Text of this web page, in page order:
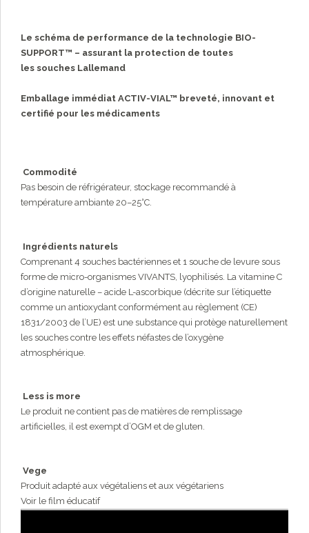
Le schéma de performance de la technologie BIO-
SUPPORT™ – assurant la protection de toutes
les souches Lallemand
Emballage immédiat ACTIV-VIAL™ breveté, innovant et
certifié pour les médicaments
Commodité
Pas besoin de réfrigérateur, stockage recommandé à
température ambiante 20–25°C.
Ingrédients naturels
Comprenant 4 souches bactériennes et 1 souche de levure sous
forme de micro-organismes VIVANTS, lyophilisés. La vitamine C
d’origine naturelle – acide L-ascorbique (décrite sur l’étiquette
comme un antioxydant conformément au règlement (CE)
1831/2003 de l’UE) est une substance qui protège naturellement
les souches contre les effets néfastes de l’oxygène
atmosphérique.
Less is more
Le produit ne contient pas de matières de remplissage
artificielles, il est exempt d’OGM et de gluten.
Vege
Produit adapté aux végétaliens et aux végétariens
Voir le film éducatif